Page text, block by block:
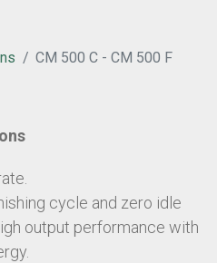
CM 500 C - CM 500 F
cycle and zero idle
output performance with